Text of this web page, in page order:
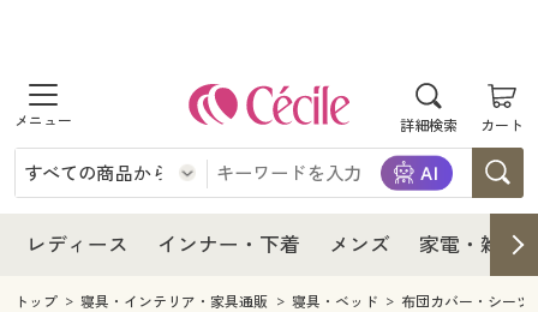
詳細検索 カート
商品を探す
レディース
レディースファッション
インナー・下着
インナー・下着通販すべて
メンズ
レディース インナー・下着 メンズ 家電・雑貨
レディース
レディース通販すべて
レディースファッション
インナー・下着
インナー・下着通販すべて
メンズ
トップ 寝具・インテリア・家具通販 寝具・ベッド 布団カバー・シーツ